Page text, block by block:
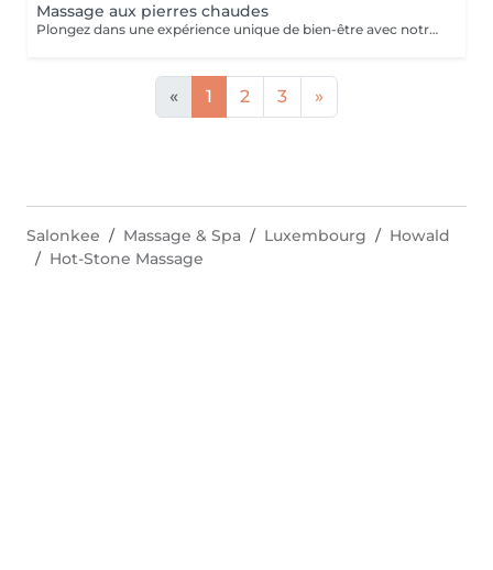
Massage aux pierres chaudes
Plongez dans une expérience unique de bien-être avec notre massage aux pierres chaudes. Cette pratique traditionnelle repose sur l'utilisation de pierres de basalte chauffées dans un bain d'eau chaude à température constante. Ces pierres sont ensuite utilisées pour induire des effets physiologiques de détente et de détoxification pendant le massage. Allongé(e) sur les pierres, enveloppé(e) dans un drap adapté à votre morphologie, vous ressentirez une chaleur enveloppante, une véritable sensation de mini-sauna, idéale pour vous réchauffer en hiver. Ce soin unique vous plongera dans une expérience sensorielle exceptionnelle, combinant des sensations contrastées, des stimuli répétés et une profonde relaxation. Le massage aux pierres chaudes diffère considérablement des massages manuels traditionnels, offrant une expérience inoubliable. Soins proposé uniquement de fin octobre à Mars afin de pouvoir bénéficier de tous les bienfaits de celui-ci Pour prolonger ces moments de bien-être, nous vous invitons à découvrir nos cartes FORFAITS, conçues pour vous offrir des avantages exclusifs. Pour plus d'informations, visitez notre page Forfaits. Parfait aussi comme idée cadeau sur mesure. Pour en savoir plus, cliquez ici : https://www.oxyzen.lu Veuillez noter que ce massage est déconseillé aux femmes enceintes. Avertissement : Nos soins sont dédiés au bien-être et à la relaxation. Ils ne remplacent pas un suivi médical et ne relèvent pas de la kinésithérapie.
« 1 2 3 »
Salonkee Massage & Spa Luxembourg
Howald
Hot-Stone Massage